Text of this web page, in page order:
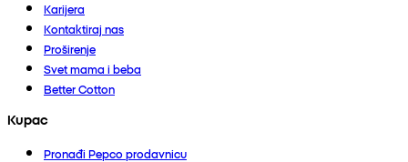
Karijera
Kontaktiraj nas
Proširenje
Svet mama i beba
Better Cotton
Kupac
Pronađi Pepco prodavnicu